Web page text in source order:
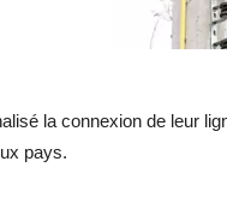
la connexion de leur
pays.